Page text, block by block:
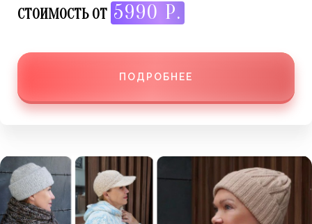
СТОИМОСТЬ ОТ 5990 Р.
ПОДРОБНЕЕ